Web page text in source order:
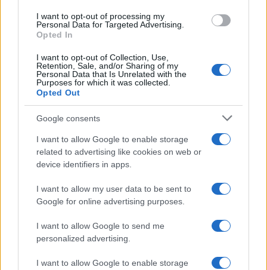
I want to opt-out of processing my
Personal Data for Targeted Advertising.
Opted In
I want to opt-out of Collection, Use,
Retention, Sale, and/or Sharing of my
Personal Data that Is Unrelated with the
Purposes for which it was collected.
Opted Out
Google consents
I want to allow Google to enable storage
related to advertising like cookies on web or
device identifiers in apps.
I want to allow my user data to be sent to
Google for online advertising purposes.
I want to allow Google to send me
personalized advertising.
I want to allow Google to enable storage
1937 Warren Beatty Oscar-díjas amerikai filmrendező,
színész
1943 Becsy Zoltán Balázs Béla-díjas operatőr
1945 Eric Clapton Grammy-díjas angol rock-gitáros, énekes,
zeneszerző